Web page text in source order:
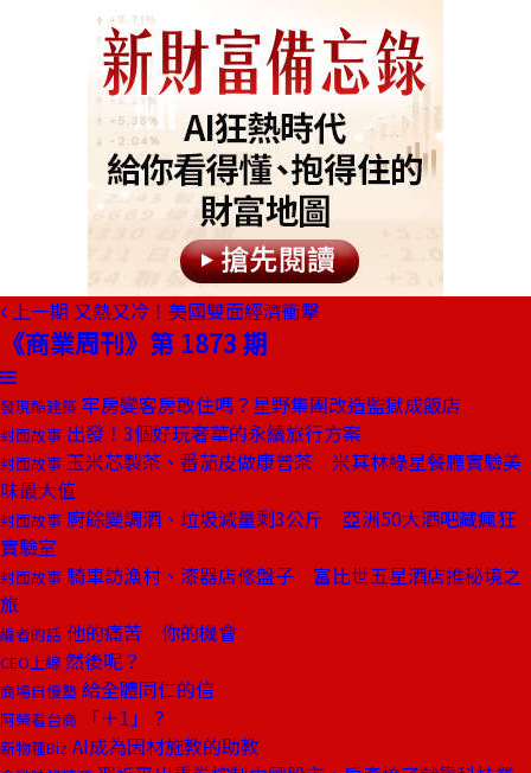
上一期 又熱又冷！美國雙面經濟衝擊
《商業周刊》第 1873 期
發現酷建築 牢房變客房敢住嗎？星野集團改造監獄成飯店
封面故事 出發！3個好玩奢華的永續旅行方案
封面故事 玉米芯製茶、番茄皮做康普茶 米其林綠星餐廳實驗美
味最大值
封面故事 廚餘變調酒、垃圾減量剩3公斤 亞洲50大酒吧藏瘋狂
實驗室
封面故事 騎車訪漁村、漆器店修盤子 富比世五星酒店推秘境之
旅
編者的話 他的痛苦 你的機會
CEO上線 然後呢？
商場自慢塾 給全體同仁的信
阿榮看台商 「＋1」？
新物種Biz AI成為因材施教的助教